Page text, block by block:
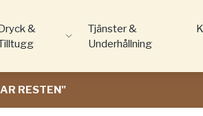
&
Tjänster &
Underhållning
RESTEN"